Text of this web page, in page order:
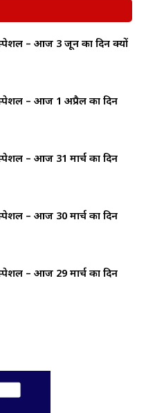
– आज 3 जून का दिन क्यों
– आज 1 अप्रैल का दिन
– आज 31 मार्च का दिन
– आज 30 मार्च का दिन
– आज 29 मार्च का दिन